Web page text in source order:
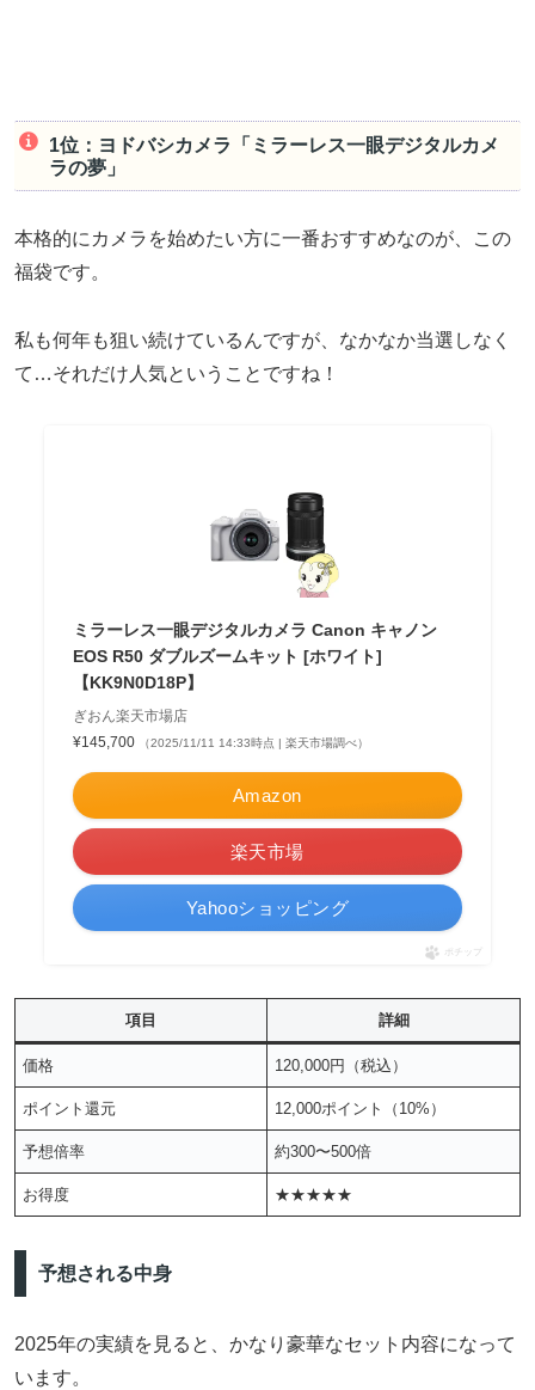
1位：ヨドバシカメラ「ミラーレス一眼デジタルカメ
ラの夢」
本格的にカメラを始めたい方に一番おすすめなのが、この
福袋です。
私も何年も狙い続けているんですが、なかなか当選しなく
て…それだけ人気ということですね！
ミラーレス一眼デジタルカメラ Canon キャノン
EOS R50 ダブルズームキット [ホワイト]
【KK9N0D18P】
ぎおん楽天市場店
¥145,700
（2025/11/11 14:33時点 | 楽天市場調べ）
Amazon
楽天市場
Yahooショッピング
ポチップ
項目 詳細
価格 120,000円（税込）
ポイント還元 12,000ポイント（10%）
予想倍率 約300〜500倍
お得度 ★★★★★
予想される中身
2025年の実績を見ると、かなり豪華なセット内容になって
います。